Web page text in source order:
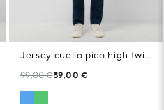
Jersey cuello pico high twist celeste
99,00 €59,00 €